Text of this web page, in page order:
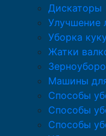
Дискаторы
Улучшение
Уборка
Жатки
Машины
Способы
Способы
Способы